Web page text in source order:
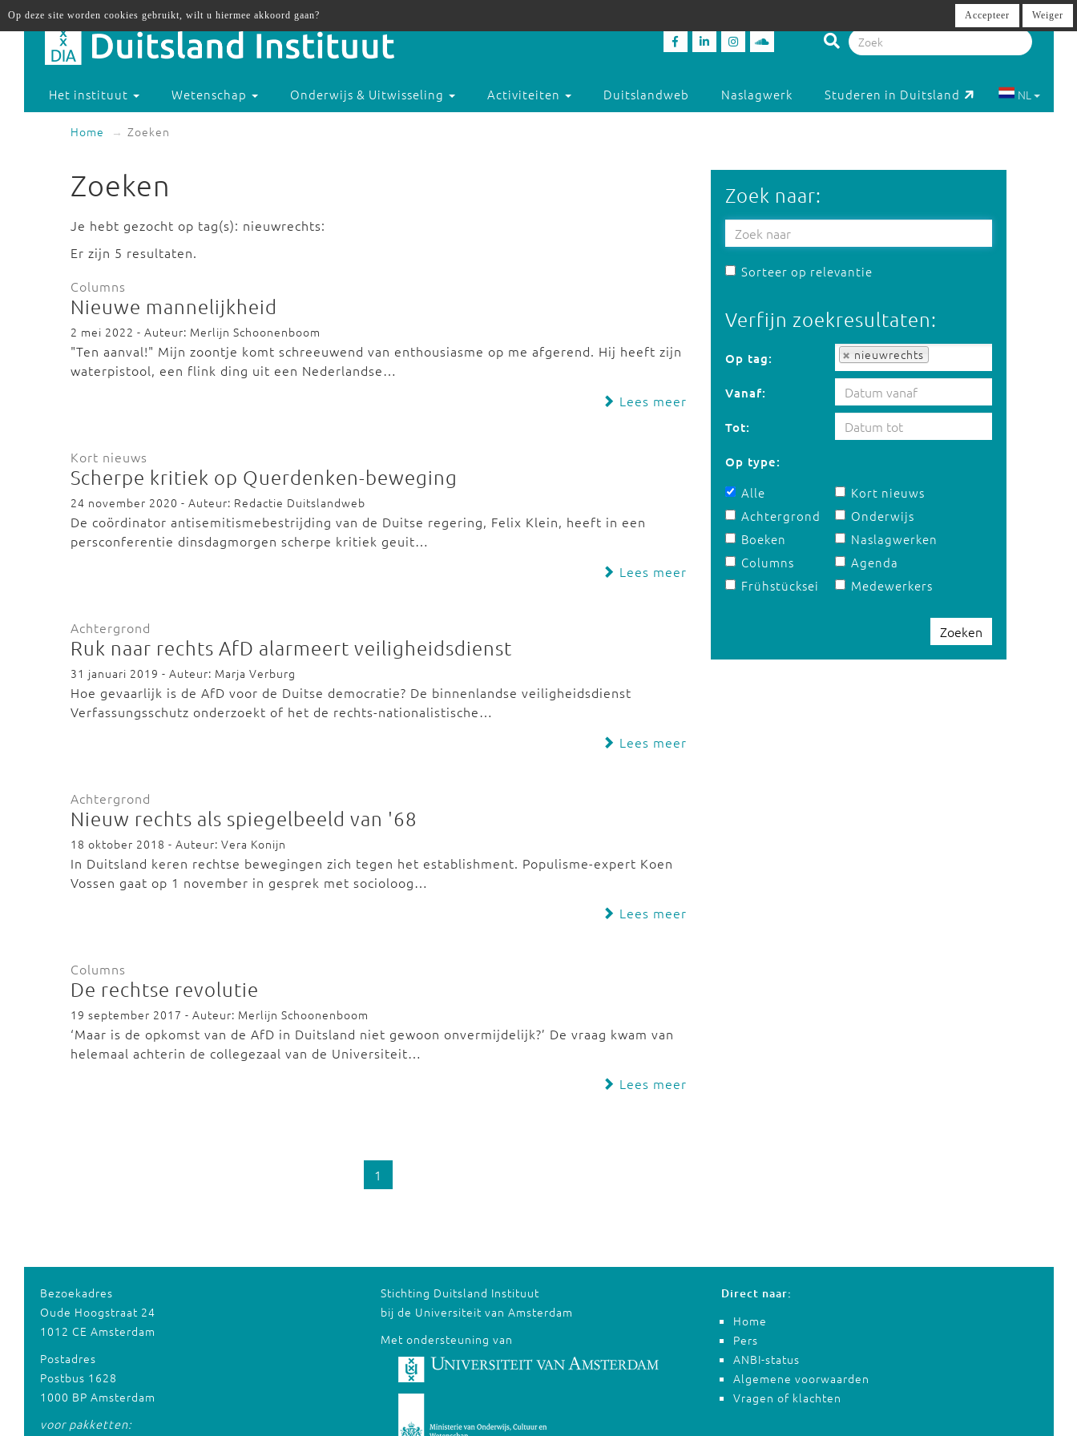
Het instituut Wetenschap Onderwijs & Uitwisseling Activiteiten Duitslandweb Naslagwerk Studeren in Duitsland NL
Home Zoeken
Zoeken
Je hebt gezocht op tag(s): nieuwrechts:
Er zijn 5 resultaten.
Columns
Nieuwe mannelijkheid
2 mei 2022 - Auteur: Merlijn Schoonenboom
"Ten aanval!" Mijn zoontje komt schreeuwend van enthousiasme op me afgerend. Hij heeft zijn
waterpistool, een flink ding uit een Nederlandse…
Lees meer
Kort nieuws
Scherpe kritiek op Querdenken-beweging
24 november 2020 - Auteur: Redactie Duitslandweb
De coördinator antisemitismebestrijding van de Duitse regering, Felix Klein, heeft in een
persconferentie dinsdagmorgen scherpe kritiek geuit…
Lees meer
Achtergrond
Ruk naar rechts AfD alarmeert veiligheidsdienst
31 januari 2019 - Auteur: Marja Verburg
Hoe gevaarlijk is de AfD voor de Duitse democratie? De binnenlandse veiligheidsdienst
Verfassungsschutz onderzoekt of het de rechts-nationalistische…
Lees meer
Achtergrond
Nieuw rechts als spiegelbeeld van '68
18 oktober 2018 - Auteur: Vera Konijn
In Duitsland keren rechtse bewegingen zich tegen het establishment. Populisme-expert Koen
Vossen gaat op 1 november in gesprek met socioloog…
Lees meer
Columns
De rechtse revolutie
19 september 2017 - Auteur: Merlijn Schoonenboom
‘Maar is de opkomst van de AfD in Duitsland niet gewoon onvermijdelijk?’ De vraag kwam van
helemaal achterin de collegezaal van de Universiteit…
Lees meer
1
Zoek naar:
Sorteer op relevantie
Verfijn zoekresultaten:
Op tag: nieuwrechts
Op tag:
Vanaf:
Tot:
Op type:
Alle
Achtergrond
Boeken
Columns
Frühstücksei
Kort nieuws
Onderwijs
Naslagwerken
Agenda
Medewerkers
Zoeken
Bezoekadres
Oude Hoogstraat 24
1012 CE Amsterdam
Postadres
Postbus 1628
1000 BP Amsterdam
voor pakketten:
Stichting Duitsland Instituut
bij de Universiteit van Amsterdam
Met ondersteuning van
Direct naar:
Home
Pers
ANBI-status
Algemene voorwaarden
Vragen of klachten
Op deze site worden cookies gebruikt, wilt u hiermee akkoord gaan? Accepteer Weiger